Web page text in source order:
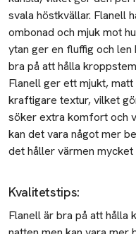
svala höstkvällar. Flanell
ombonad och mjuk mot
ytan ger en fluffig och
bra på att hålla
Flanell ger ett mjukt,
kraftigare textur, vilket
söker extra komfort och
kan det vara något mer
det håller värmen
Kvalitetstips:
Flanell är bra på att hålla